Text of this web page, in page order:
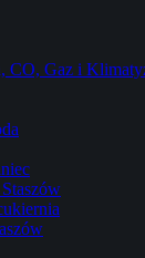
CO, Gaz i